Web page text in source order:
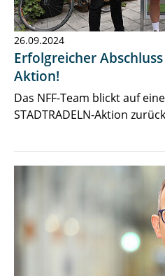
26.09.2024
Erfolgreicher Abschluss
Aktion!
Das NFF-Team blickt auf
STADTRADELN-Aktion